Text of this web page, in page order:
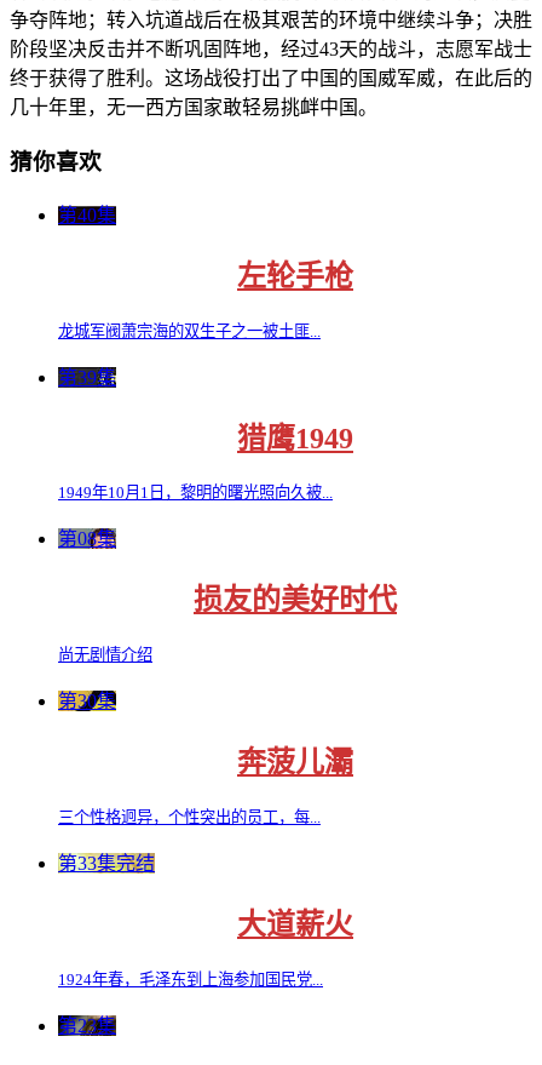
争夺阵地；转入坑道战后在极其艰苦的环境中继续斗争；决胜
阶段坚决反击并不断巩固阵地，经过43天的战斗，志愿军战士
终于获得了胜利。这场战役打出了中国的国威军威，在此后的
几十年里，无一西方国家敢轻易挑衅中国。
猜你喜欢
第40集
左轮手枪
龙城军阀萧宗海的双生子之一被土匪...
第39集
猎鹰1949
1949年10月1日，黎明的曙光照向久被...
第08集
损友的美好时代
尚无剧情介绍
第30集
奔菠儿灞
三个性格迥异，个性突出的员工，每...
第33集完结
大道薪火
1924年春，毛泽东到上海参加国民党...
第23集